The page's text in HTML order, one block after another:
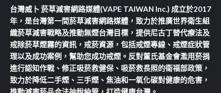
台灣威卜 菸草減害網路媒體(VAPE TAIWAN Inc.) 成立於2017
年，是台灣第一間菸草減害網路媒體，致力於推廣世界衛生組
織菸草減害戰略及推動無煙台灣目標，提供尼古丁替代療法及
戒除菸草煙霧的資訊，戒菸資源，包括戒煙專線、戒煙症狀管
理以及成功案例，幫助您成功戒煙。反對董氏基金會濫用菸捐
進行認知作戰、修正吸菸救健保、吸菸救長照的衛福部政策，
致力於降低二手煙、三手煙、焦油和一氧化碳對健康的危害，